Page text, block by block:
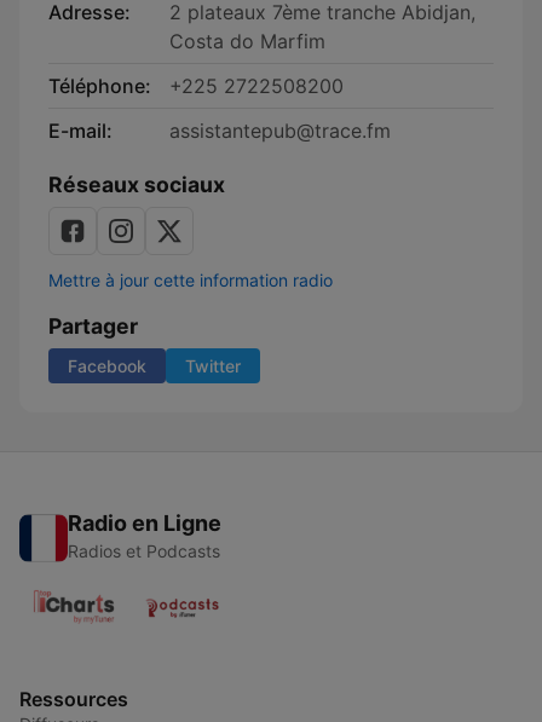
Adresse:
2 plateaux 7ème tranche Abidjan,
Costa do Marfim
Téléphone:
+225 2722508200
E-mail:
assistantepub@trace.fm
Réseaux sociaux
Mettre à jour cette information radio
Partager
Facebook Twitter
Radio en Ligne
Radios et Podcasts
Ressources